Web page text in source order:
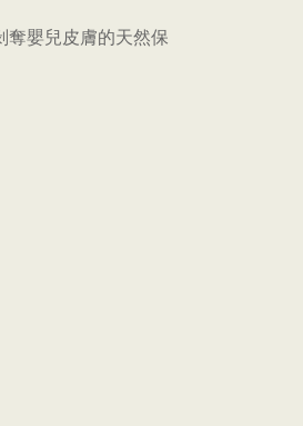
奪嬰兒皮膚的天然保